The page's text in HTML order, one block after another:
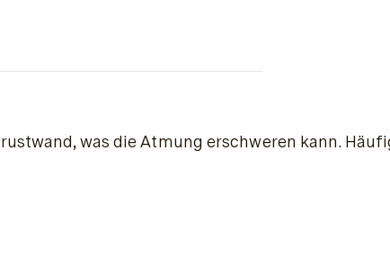
was die Atmung erschweren kann.